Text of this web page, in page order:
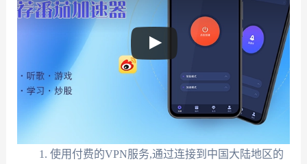
使用付费的VPN服务,通过连接到中国大陆地区的